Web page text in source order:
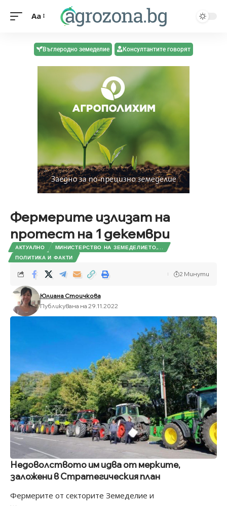
Aa
Въглеродно земеделие Консултантите говорят
Фермерите излизат на
протест на 1 декември
АКТУАЛНО
МИНИСТЕРСТВО НА ЗЕМЕДЕЛИЕТО,...
ПОЛИТИКА И ФАКТИ
Юлиана Стоичкова
Публикувана на 29.11.2022
2 Минути
Недоволството им идва от мерките,
заложени в Стратегическия план
Фермерите от секторите Земеделие и